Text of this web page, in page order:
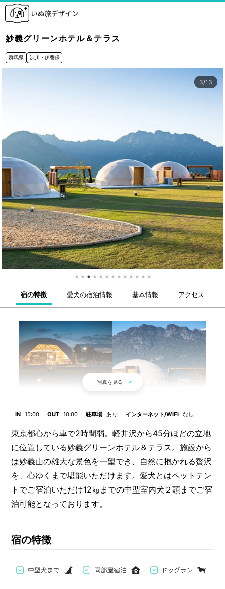
妙義グリーンホテル＆テラス
群馬県 渋川・伊香保
3/13
宿の特徴 愛犬の宿泊情報 基本情報 アクセス
IN 15:00 OUT 10:00 駐車場 あり インターネット/WiFi なし
東京都心から車で2時間弱。軽井沢から45分ほどの立地
に位置している妙義グリーンホテル＆テラス。施設から
は妙義山の雄大な景色を一望でき、自然に抱かれる贅沢
を、心ゆくまで堪能いただけます。愛犬とはペットテン
トでご宿泊いただけ12㎏までの中型室内犬２頭までご宿
泊可能となっております。
宿の特徴